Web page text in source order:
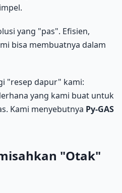
yang "pas". Efisien,
bisa membuatnya dalam
"resep dapur" kami:
yang kami buat untuk
Kami menyebutnya Py-GAS
"Otak"